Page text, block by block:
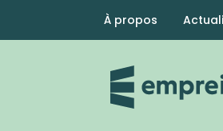
Menu
À propos